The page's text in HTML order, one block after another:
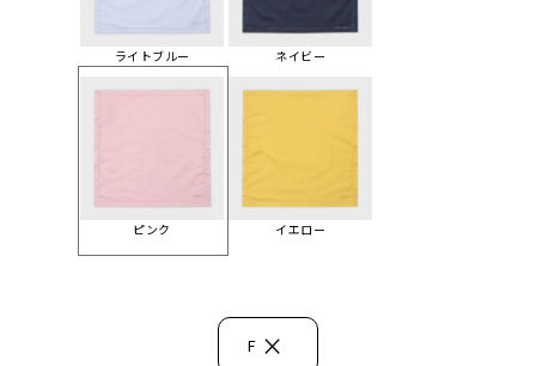
ライトブルー ネイビー
ピンク イエロー
F ×